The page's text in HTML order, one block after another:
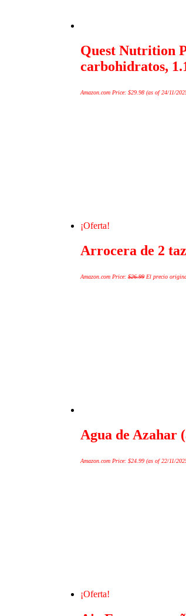
Quest Nutrition
carbohidratos,
Amazon.com Price: $29.98 (as of 24/11/
¡Oferta!
Arrocera de 2
Amazon.com Price: $26.99 El precio
Agua de Azahar
Amazon.com Price: $24.99 (as of 22/11/
¡Oferta!